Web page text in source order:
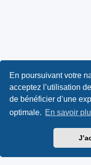
En poursuivant votre
acceptez l’utilisation
de bénéficier d’une
optimale. En savoir